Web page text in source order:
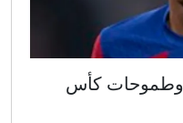
وطموحات كأس